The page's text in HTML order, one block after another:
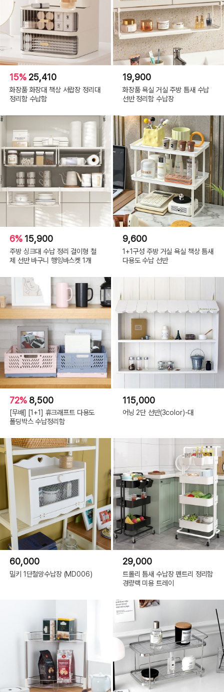
15% 25,410
화장품 화장대 책상 서랍장 정리대
정리함 수납함
19,900
화장품 욕실 거실 주방 틈새 수납
선반 정리함 수납장
6% 15,900
주방 싱크대 수납 정리 걸이형 철
제 선반 바구니 행잉바스켓 1개
9,600
1+1구성 주방 거실 욕실 책상 틈새
다용도 수납 선반
72% 8,500
[무배] [1+1] 휴크래프트 다용도
폴딩박스 수납정리함
115,000
어닝 2단 선반(3color)-대
60,000
밀키 1단철망수납장 (MD006)
29,000
트롤리 틈새 수납장 펜트리 정리함
경량랙 미용 트레이